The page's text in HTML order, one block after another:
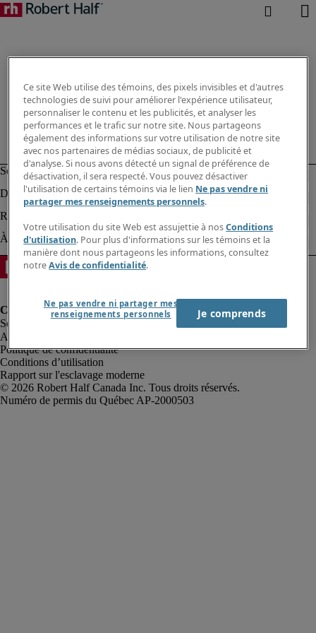
Alerte à la fraude
Politique de confidentialité
Conditions d’utilisation
Rapport sur l'esclavage moderne
Robert Half Canada Inc. Tous droits réservés.
Ce site Web utilise des témoins, des pixels invisibles et d'autres
technologies de suivi pour améliorer l'expérience utilisateur,
personnaliser le contenu et les publicités, et analyser les
performances et le trafic sur notre site. Nous partageons
également des informations sur votre utilisation de notre site
avec nos partenaires de médias sociaux, de publicité et
d'analyse. Si nous avons détecté un signal de préférence de
désactivation, il sera respecté. Vous pouvez désactiver
l'utilisation de certains témoins via le lien Ne pas vendre ni
partager mes renseignements personnels.
Votre utilisation du site Web est assujettie à nosConditions
d'utilisation. Pour plus d'informations sur les témoins et la
manière dont nous partageons les informations, consultez
notreAvis de confidentialité.
Ne pas vendre ni partager mes
renseignements personnels
Je comprends